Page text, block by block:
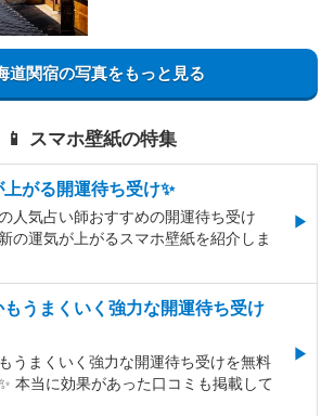
道関宿の写真をもっと見る
📱 スマホ壁紙の特集
がる開運待ち受け✨
人気占い師おすすめの開運待ち受け
の運気が上がるスマホ壁紙を紹介しま
もうまくいく強力な開運待ち受け
うまくいく強力な開運待ち受けを無料
本当に効果があった口コミも掲載して